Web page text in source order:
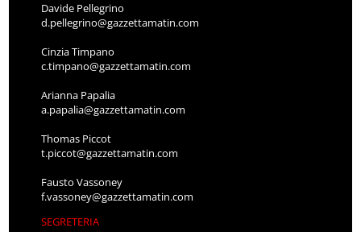
Davide Pellegrino
d.pellegrino@gazzettamatin.com
Cinzia Timpano
c.timpano@gazzettamatin.com
Arianna Papalia
a.papalia@gazzettamatin.com
Thomas Piccot
t.piccot@gazzettamatin.com
Fausto Vassoney
f.vassoney@gazzettamatin.com
SEGRETERIA